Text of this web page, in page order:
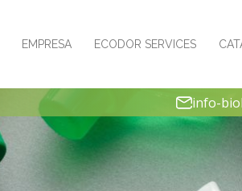
EMPRESA ECODOR SERVICES
info-